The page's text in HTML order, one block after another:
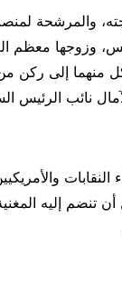
والمرشحة
وزوجها معظم
منهما إلى ركن من
نائب الرئيس
تنضم إليه